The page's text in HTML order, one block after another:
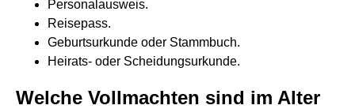
Personalausweis.
Reisepass.
Geburtsurkunde oder Stammbuch.
Heirats- oder Scheidungsurkunde.
Welche Vollmachten sind im Alter